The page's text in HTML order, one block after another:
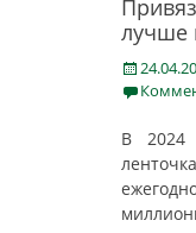
лучше
Posted
on
В 2024